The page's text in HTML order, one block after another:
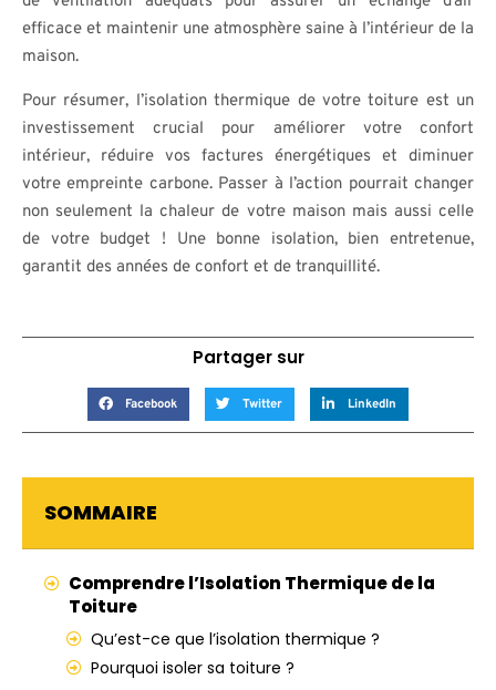
efficace et maintenir une atmosphère saine à l’intérieur de la
maison.
Pour résumer, l’isolation thermique de votre toiture est un
investissement crucial pour améliorer votre confort
intérieur, réduire vos factures énergétiques et diminuer
votre empreinte carbone. Passer à l’action pourrait changer
non seulement la chaleur de votre maison mais aussi celle
de votre budget ! Une bonne isolation, bien entretenue,
garantit des années de confort et de tranquillité.
Partager sur
Facebook Twitter LinkedIn
SOMMAIRE
Comprendre l’Isolation Thermique de la
Toiture
Qu’est-ce que l’isolation thermique ?
Pourquoi isoler sa toiture ?